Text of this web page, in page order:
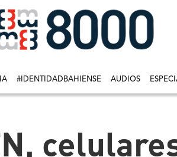
#IDENTIDADBAHIENSE AUDIOS